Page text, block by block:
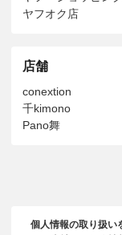
ヤフオク店
店舗
conextion
千kimono
Pano舞
個人情報の取り扱い